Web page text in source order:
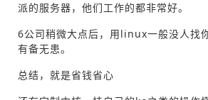
派的服务器，他们工作的都非常好。
6公司稍微大点后，用linux一般没人找
有备无患。
总结，就是省钱省心